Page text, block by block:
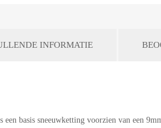
INFORMATIE
een basis sneeuwketting voorzien van een